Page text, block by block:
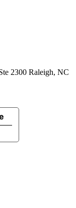
2300 Raleigh, NC